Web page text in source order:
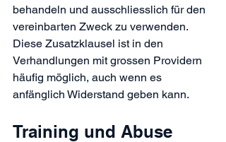
behandeln und ausschliesslich für den
vereinbarten Zweck zu verwenden.
Diese Zusatzklausel ist in den
Verhandlungen mit grossen Providern
häufig möglich, auch wenn es
anfänglich Widerstand geben kann.
Training und Abuse